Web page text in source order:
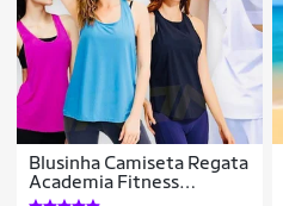
Blusinha Camiseta Regata
Academia Fitness
Feminina Dry 58